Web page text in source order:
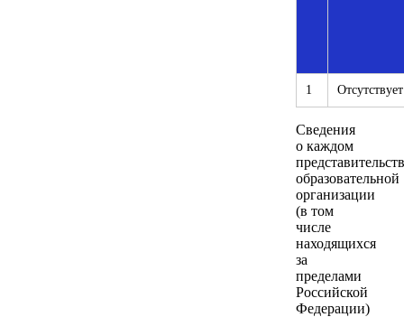
1 Отсутствует
Сведения
о каждом
образовательной
организации
(в том
числе
находящихся
за
пределами
Российской
Федерации)